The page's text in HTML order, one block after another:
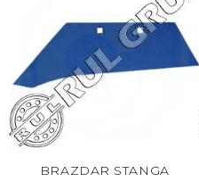
BRAZDAR STANGA